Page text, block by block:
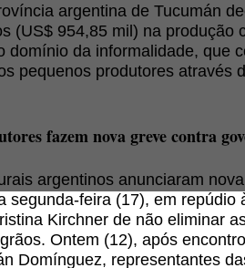
argentina de Tucumán
(US$ 954,85 mil) na produção
domínio da informalidade, que
pequenos produtores através
fazem nova greve contra
argentinos anunciaram
segunda-feira (17), em repúdio
Kirchner de não eliminar
Ontem (12), após
Domínguez, representantes